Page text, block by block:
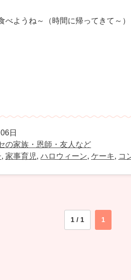
べようね～（時間に帰ってきて～）
日
の家族・恩師・友人など
, 家事育児, ハロウィーン, ケーキ, コ
1 / 1 1